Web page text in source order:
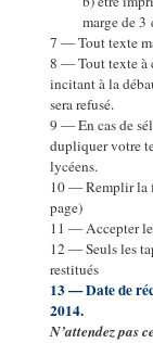
marge de
7 — Tout texte
8 — Tout texte à
incitant à la
sera refusé.
9 — En cas de
dupliquer votre
lycéens.
10 — Remplir la
page)
11 — Accepter le
12 — Seuls les
restitués
13 — Date de
2014.
N’attendez pas